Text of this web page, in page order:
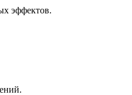
эффектов.